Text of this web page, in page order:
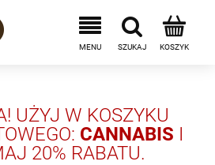
UŻYJ W KOSZYKU
CANNABIS I
20% RABATU.